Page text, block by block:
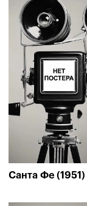
Санта Фе (1951)